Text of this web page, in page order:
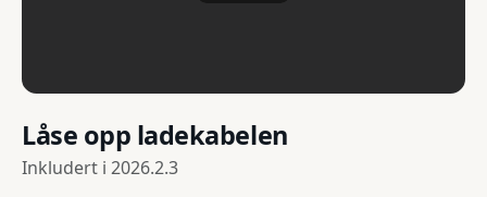
Låse opp ladekabelen
Inkludert i 2026.2.3